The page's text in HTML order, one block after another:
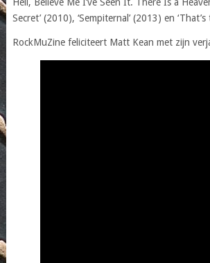
Secret’ (2010), ‘Sempiternal’ (2013) en
RockMuZine feliciteert Matt Kean met zijn